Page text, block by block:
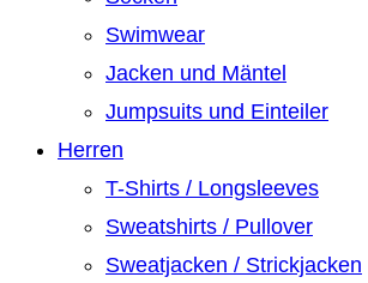
Swimwear
Jacken und Mäntel
Jumpsuits und Einteiler
Herren
T-Shirts / Longsleeves
Sweatshirts / Pullover
Sweatjacken / Strickjacken